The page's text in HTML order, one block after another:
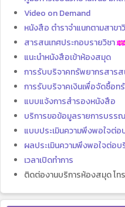
Video on Demand
หนังสือ ตำราจำแนกตามสาข
สารสนเทศประกอบรายวิชา
แนะนำหนังสือเข้าห้องสมุด
การรับบริจาคทรัพยากรสารส
การรับบริจาคเงินเพื่อจัดซื้อ
แบบแจ้งการสำรองหนังสือ
บริการขอข้อมูลรายการบรรณ
แบบประเมินความพึงพอใจต่
ผลประเมินความพึงพอใจต่อ
เวลาเปิดทำการ
ติดต่องานบริการห้องสมุด โ